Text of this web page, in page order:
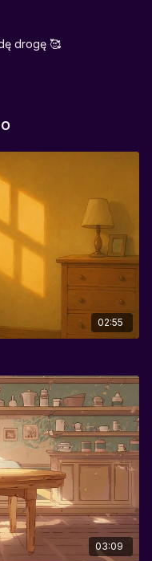
drogę 🥰
02:55
03:09